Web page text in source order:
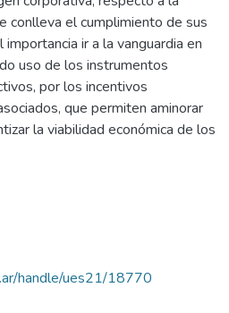
conlleva el cumplimiento de sus
ir a la vanguardia en
uso de los instrumentos
por los incentivos
que permiten aminorar
la viabilidad económica de los
handle/ues21/18770